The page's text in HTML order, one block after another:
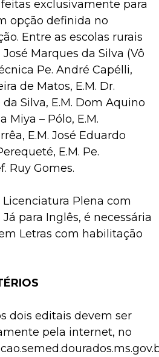
exclusivamente para
opção definida no
Entre as escolas rurais
Marques da Silva (Vô
Pe. André Capélli,
de Matos, E.M. Dr.
Silva, E.M. Dom Aquino
Miya – Pólo, E.M.
E.M. José Eduardo
E.M. Pe.
Ruy Gomes.
Plena com
para Inglês, é necessária
Letras com habilitação
dois editais devem ser
pela internet, no